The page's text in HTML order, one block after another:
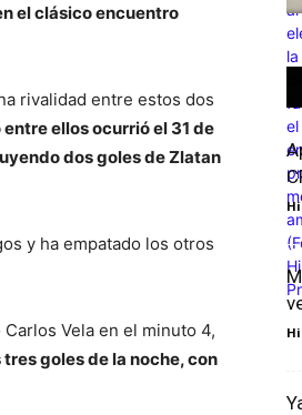
el clásico encuentro
rivalidad entre estos dos
ellos ocurrió el 31 de
dos goles de Zlatan
y ha empatado los otros
Vela en el minuto 4,
goles de la noche, con